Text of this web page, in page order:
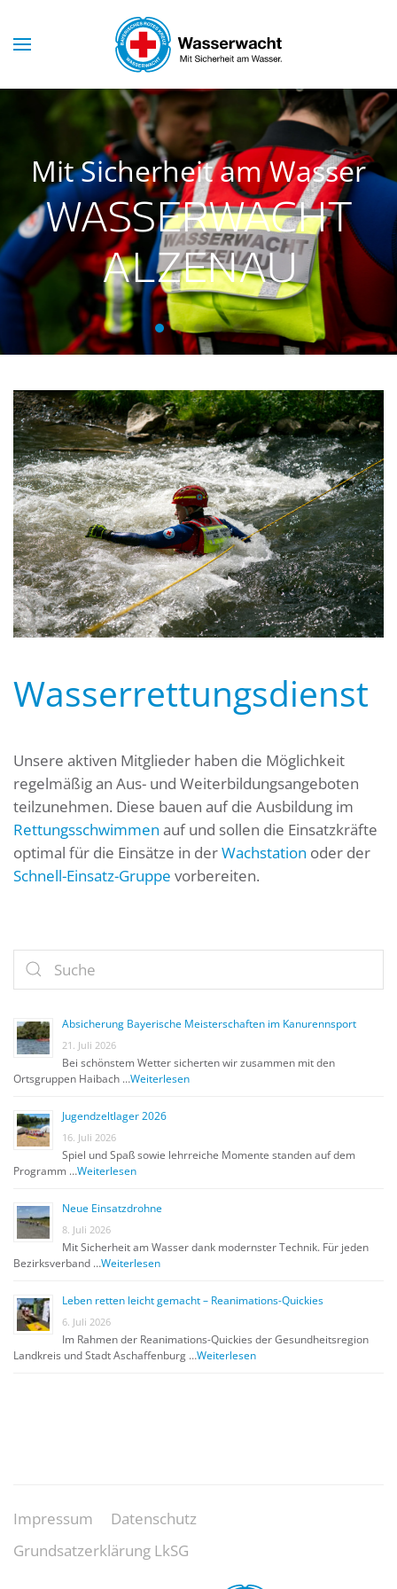
Skip to main content
Mit Sicherheit am Wasser
WASSERWACHT
ALZENAU
Wasserwacht Alzenau
Wasserwacht Alzenau
Wasserwacht Alzenau
Wasserwacht Alzenau
Wasserwacht Alzenau
Wasserrettungsdienst
Unsere aktiven Mitglieder haben die Möglichkeit
regelmäßig an Aus- und Weiterbildungsangeboten
teilzunehmen. Diese bauen auf die Ausbildung im
Rettungsschwimmen auf und sollen die Einsatzkräfte
optimal für die Einsätze in derWachstation oder der
Schnell-Einsatz-Gruppe vorbereiten.
Absicherung Bayerische Meisterschaften im Kanurennsport
21. Juli 2026
Bei schönstem Wetter sicherten wir zusammen mit den
Ortsgruppen Haibach …Weiterlesen
Jugendzeltlager 2026
16. Juli 2026
Spiel und Spaß sowie lehrreiche Momente standen auf dem
Programm …Weiterlesen
Neue Einsatzdrohne
8. Juli 2026
Mit Sicherheit am Wasser dank modernster Technik. Für jeden
Bezirksverband …Weiterlesen
Leben retten leicht gemacht – Reanimations-Quickies
6. Juli 2026
Im Rahmen der Reanimations-Quickies der Gesundheitsregion
Landkreis und Stadt Aschaffenburg …Weiterlesen
Impressum
Datenschutz
Grundsatzerklärung LkSG